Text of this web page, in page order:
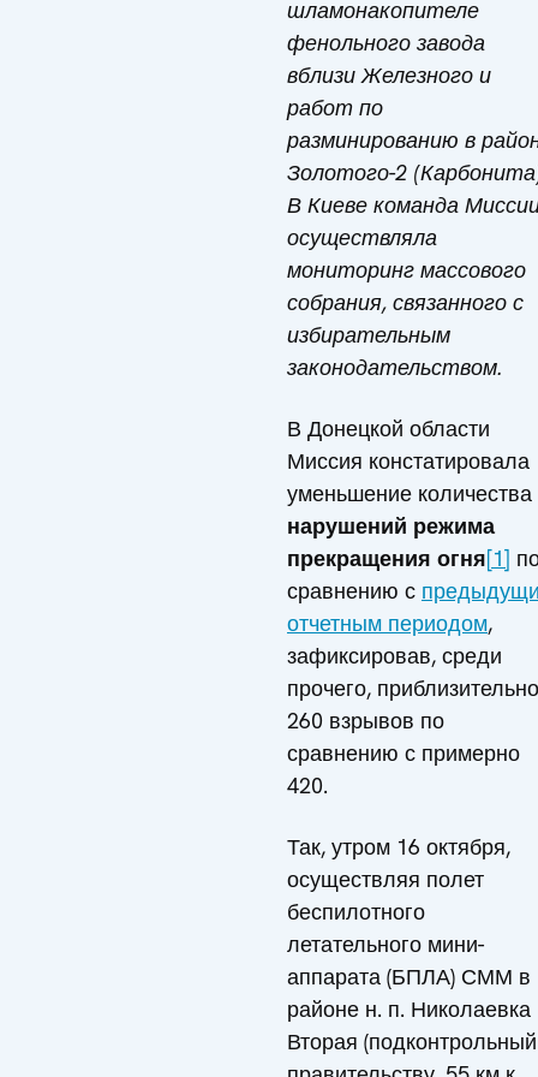
шламонакопителе
фенольного завода
вблизи Железного и
работ по
разминированию в
Золотого-2
В Киеве команда
осуществляла
мониторинг массового
собрания, связанного с
избирательным
законодательством.
В Донецкой области
Миссия констатировала
уменьшение количества
нарушений режима
прекращения огня[1]
сравнению с
отчетным периодом,
зафиксировав, среди
прочего, приблизительно
260 взрывов по
сравнению с примерно
420.
Так, утром 16 октября,
осуществляя полет
беспилотного
летательного мини-
аппарата (БПЛА) СММ в
районе н. п. Николаевка
Вторая (подконтрольный